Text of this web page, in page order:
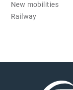
New mobilities
Railway